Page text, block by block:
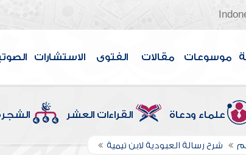
موسوعات مقالات الفتوى الاستشارات
علماء ودعاة القراءات العشر
شرح رسالة العبودية لابن تيمية